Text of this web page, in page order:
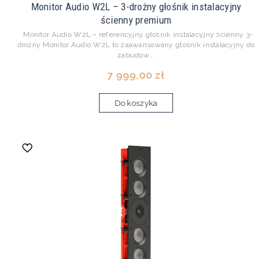
Monitor Audio W2L – 3-drożny głośnik instalacyjny
ścienny premium
Monitor Audio W2L – referencyjny głośnik instalacyjny ścienny 3-
drożny Monitor Audio W2L to zaawansowany głośnik instalacyjny do
zabudow...
7 999,00 zł
Do koszyka